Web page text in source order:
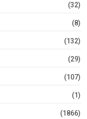
(32)
(8)
(132)
(29)
(107)
(1)
(1866)